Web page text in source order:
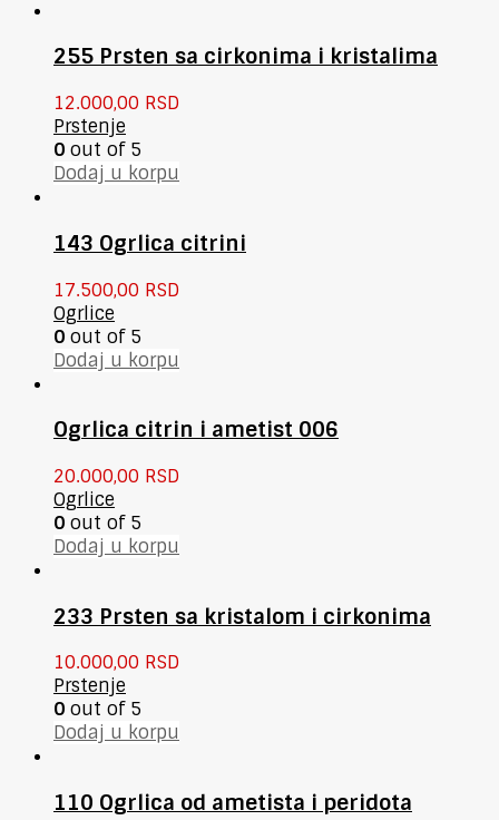
255 Prsten sa cirkonima i kristalima
12.000,00 RSD
Prstenje
0 out of 5
Dodaj u korpu
143 Ogrlica citrini
17.500,00 RSD
Ogrlice
0 out of 5
Dodaj u korpu
Ogrlica citrin i ametist 006
20.000,00 RSD
Ogrlice
0 out of 5
Dodaj u korpu
233 Prsten sa kristalom i cirkonima
10.000,00 RSD
Prstenje
0 out of 5
Dodaj u korpu
110 Ogrlica od ametista i peridota